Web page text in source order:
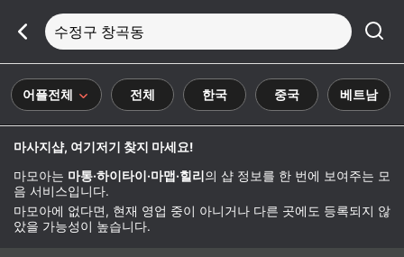
수정구 창곡동
어플전체 전체 한국 중국 베트남
마사지샵, 여기저기 찾지 마세요!
마모아는 마통·하이타이·마맵·힐리 의 샵 정보를 한 번에 보여주는 모
음 서비스입니다.
마모아에 없다면, 현재 영업 중이 아니거나 다른 곳에도 등록되지 않
았을 가능성이 높습니다.